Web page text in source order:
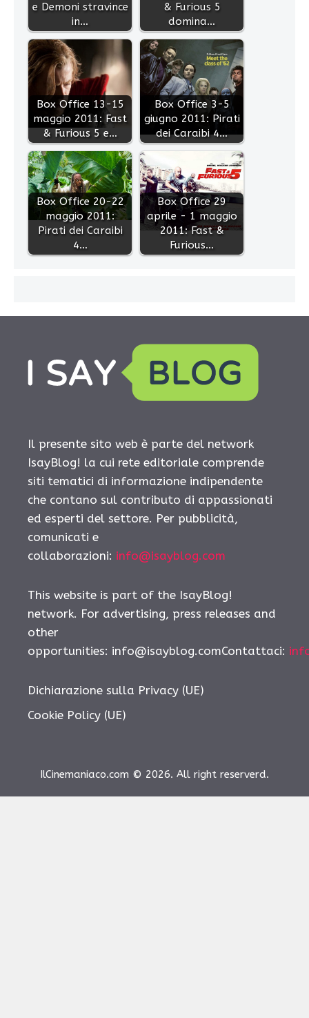
e Demoni stravince
in…
& Furious 5
domina…
Box Office 13-15
maggio 2011: Fast
& Furious 5 e…
Box Office 3-5
giugno 2011: Pirati
dei Caraibi 4…
Box Office 20-22
maggio 2011:
Pirati dei Caraibi
4…
Box Office 29
aprile - 1 maggio
2011: Fast &
Furious…
Il presente sito web è parte del network
IsayBlog! la cui rete editoriale comprende
siti tematici di informazione indipendente
che contano sul contributo di appassionati
ed esperti del settore. Per pubblicità,
comunicati e
collaborazioni: info@isayblog.com
This website is part of the IsayBlog!
network. For advertising, press releases and
other
opportunities: info@isayblog.comContattaci:
Dichiarazione sulla Privacy (UE)
Cookie Policy (UE)
IlCinemaniaco.com © 2026. All right reserverd.